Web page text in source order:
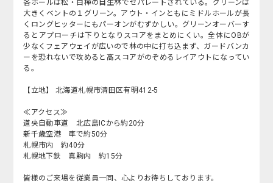
各ホールは松・白樺の自生林でセパレートされている。グリーンは
大きくベントの１グリーン。アウト・インともにミドルホールが長
くロングヒッターにもパーオンがむずかしい。グリーンオーバーす
るとアプローチは下りとなりスコアをまとめにくい。全体にOBが
少なくフェアウェイが広いので林の中に打ち込まず、ガードバンカ
ーを恐れないで攻めると高スコアがのぞめるレイアウトになってい
る。
【立地】 北海道札幌市清田区有明412-5
≪アクセス≫
道央自動車道 北広島ICから約20分
新千歳空港 車で約50分
札幌市内 約40分
札幌地下鉄 真駒内 約15分
皆様のご来場を従業員一同、心よりお待ちしております。